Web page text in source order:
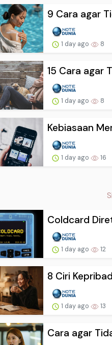
9 Cara agar
1 day ago 8
15 Cara agar
1 day ago 8
Kebiasaan
1 day ago 16
Coldcard
1 day ago 12
8 Ciri
1 day ago 13
Cara agar